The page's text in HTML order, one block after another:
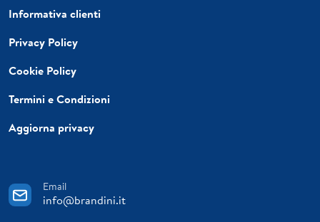
Informativa clienti
Privacy Policy
Cookie Policy
Termini e Condizioni
Aggiorna privacy
Email
info@brandini.it